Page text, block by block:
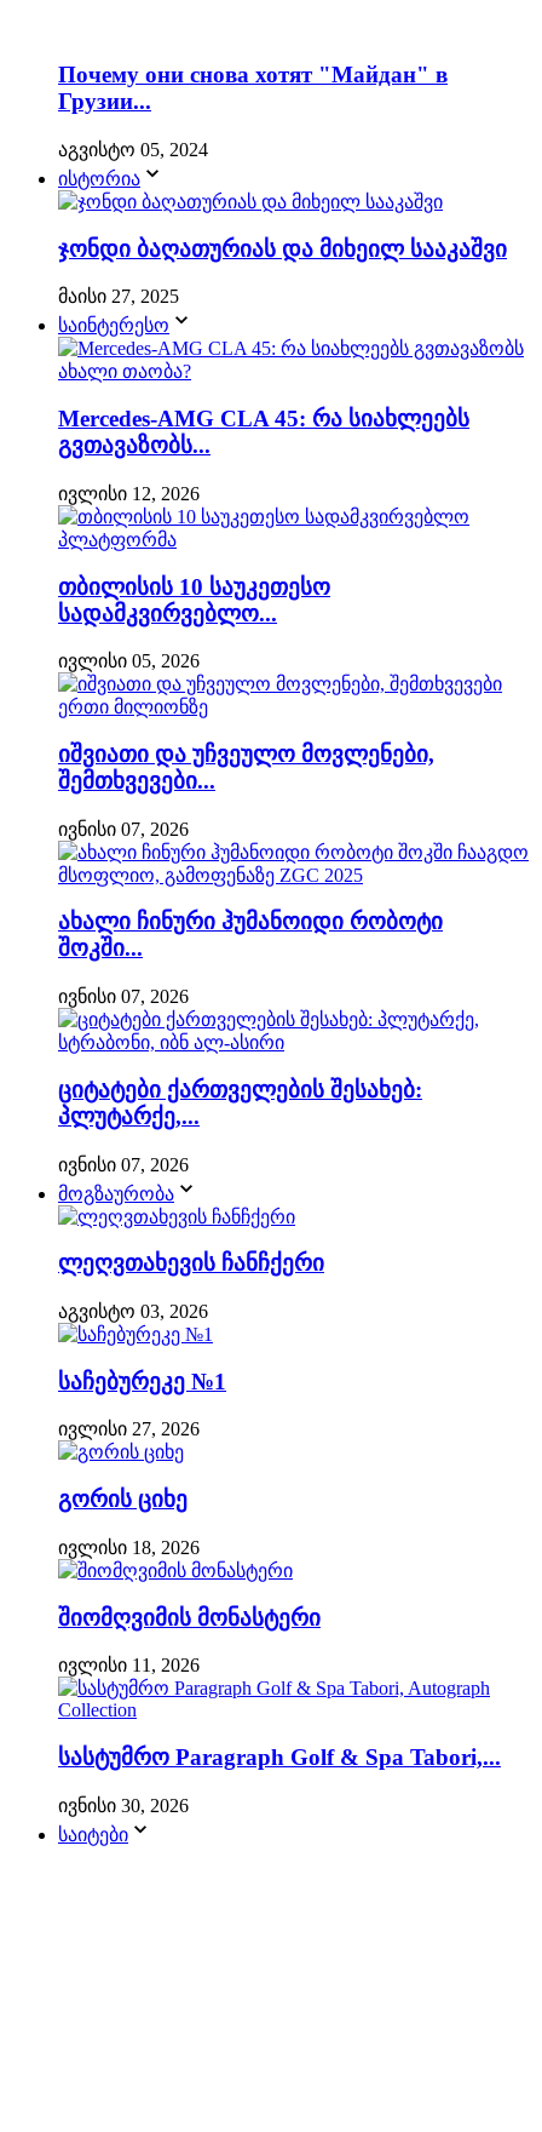
Почему они снова хотят "Майдан" в
Грузии...
აგვისტო 05, 2024
ისტორია
ჯონდი ბაღათურიას და მიხეილ სააკაშვი
მაისი 27, 2025
საინტერესო
Mercedes-AMG CLA 45: რა სიახლეებს
გვთავაზობს...
ივლისი 12, 2026
თბილისის 10 საუკეთესო
სადამკვირვებლო...
ივლისი 05, 2026
იშვიათი და უჩვეულო მოვლენები,
შემთხვევები...
ივნისი 07, 2026
ახალი ჩინური ჰუმანოიდი რობოტი
შოკში...
ივნისი 07, 2026
ციტატები ქართველების შესახებ:
პლუტარქე,...
ივნისი 07, 2026
მოგზაურობა
ლეღვთახევის ჩანჩქერი
აგვისტო 03, 2026
საჩებურეკე №1
ივლისი 27, 2026
გორის ციხე
ივლისი 18, 2026
შიომღვიმის მონასტერი
ივლისი 11, 2026
სასტუმრო Paragraph Golf & Spa Tabori,...
ივნისი 30, 2026
საიტები